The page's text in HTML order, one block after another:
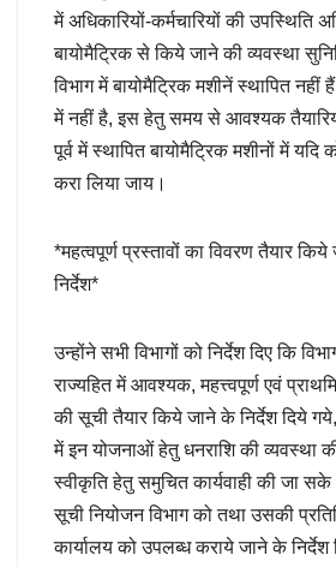
में अधिकारियों-कर्मचारियों की उपस्थिति
बायोमैट्रिक से किये जाने की व्यवस्था
विभाग में बायोमैट्रिक मशीनें स्थापित नहीं
में नहीं है, इस हेतु समय से आवश्यक
पूर्व में स्थापित बायोमैट्रिक मशीनों में
करा लिया जाय।
*महत्वपूर्ण प्रस्तावों का विवरण तैयार
निर्देश*
उन्होंने सभी विभागों को निर्देश दिए कि
राज्यहित में आवश्यक, महत्त्वपूर्ण एवं
की सूची तैयार किये जाने के निर्देश दिये
में इन योजनाओं हेतु धनराशि की व्यवस्था
स्वीकृति हेतु समुचित कार्यवाही की जा
सूची नियोजन विभाग को तथा उसकी
कार्यालय को उपलब्ध कराये जाने के निर्देश